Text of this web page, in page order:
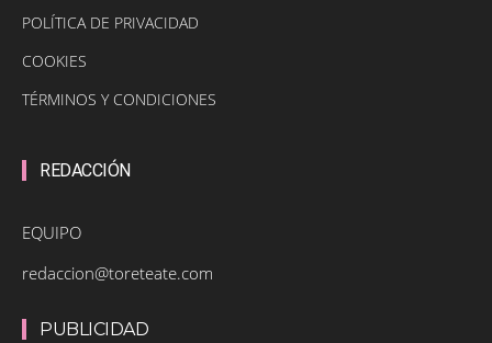
POLÍTICA DE PRIVACIDAD
COOKIES
TÉRMINOS Y CONDICIONES
REDACCIÓN
EQUIPO
redaccion@toreteate.com
PUBLICIDAD